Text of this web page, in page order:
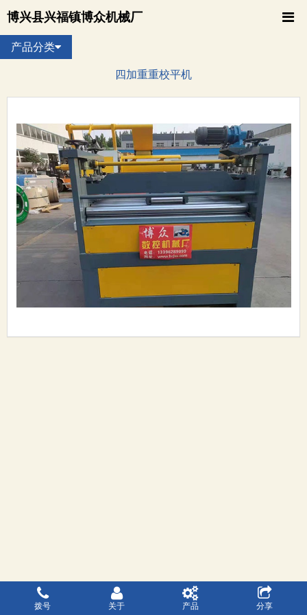
博兴县兴福镇博众机械厂
产品分类
四加重重校平机
拨号 关于 产品 分享